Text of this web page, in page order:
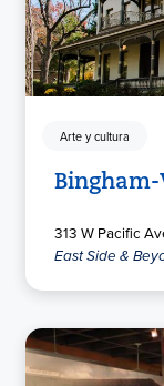
Arte y cultura
Bingham-
313 W Pacific
East Side &